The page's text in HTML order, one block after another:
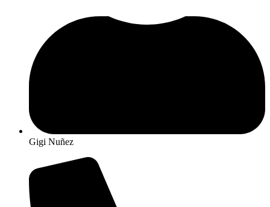
Gigi Nuñez